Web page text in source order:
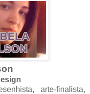
arte-finalista,